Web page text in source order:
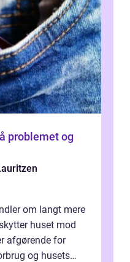
om langt mere
huset mod
afgørende for
og husets